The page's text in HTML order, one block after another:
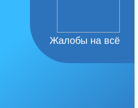
Жалобы на всё